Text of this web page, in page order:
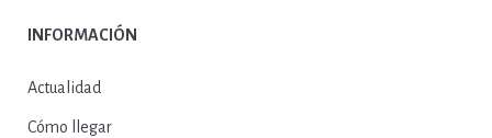
INFORMACIÓN
Actualidad
Cómo llegar